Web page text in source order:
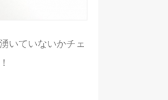
いていないかチェ